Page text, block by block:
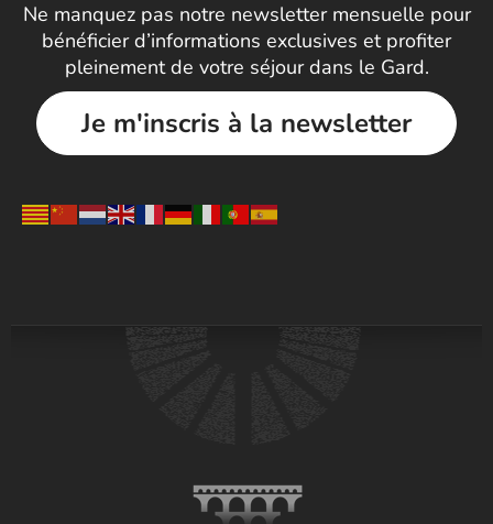
Ne manquez pas notre newsletter mensuelle pour
bénéficier d’informations exclusives et profiter
pleinement de votre séjour dans le Gard.
Je m'inscris à la newsletter